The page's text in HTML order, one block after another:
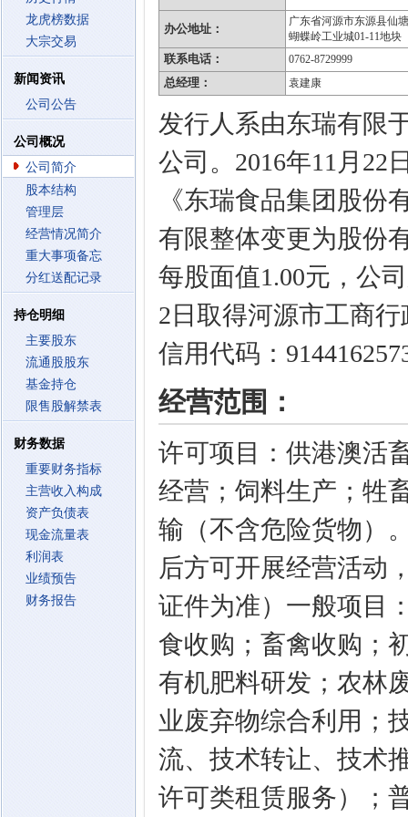
龙虎榜数据
大宗交易
新闻资讯
公司公告
公司概况
公司简介
股本结构
管理层
经营情况简介
重大事项备忘
分红送配记录
持仓明细
主要股东
流通股股东
基金持仓
限售股解禁表
财务数据
重要财务指标
主营收入构成
资产负债表
现金流量表
利润表
业绩预告
财务报告
办公地址：
广东省河源市东源县仙
蝴蝶岭工业城01-11地块
联系电话： 0762-8729999
总经理： 袁建康
发行人系由东瑞有限
公司。2016年11月22
《东瑞食品集团股份
有限整体变更为股份
每股面值1.00元，公
2日取得河源市工商
信用代码：
经营范围：
许可项目：供港澳活
经营；饲料生产；牲
输（不含危险货物）
后方可开展经营活动
证件为准）一般项目
食收购；畜禽收购；
有机肥料研发；农林
业废弃物综合利用；
流、技术转让、技术
许可类租赁服务）；